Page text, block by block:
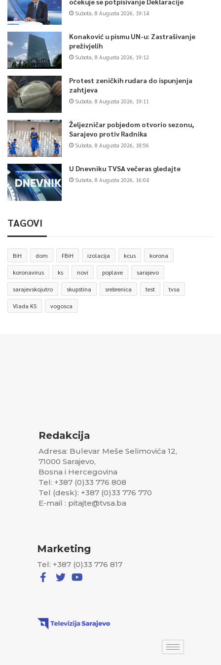
dobio informaciju o mogućnosti predaje Milorada Dodika, ali da
nije učestvovao u dogovaranju uslova.
Subota, 8 Augusta 2026, 19:14
Konaković u pismu UN-u: Zastrašivanje
preživjelih
Subota, 8 Augusta 2026, 19:12
Protest zeničkih rudara do ispunjenja
zahtjeva
Subota, 8 Augusta 2026, 19:11
Željezničar pobjedom otvorio sezonu,
Sarajevo protiv Radnika
Subota, 8 Augusta 2026, 18:56
U Dnevniku TVSA večeras gledajte
Subota, 8 Augusta 2026, 16:04
TAGOVI
BiH dom FBiH izolacija kcus korona
koronavirus ks novi poplave sarajevo
sarajevskojutro skupstina srebrenica test tvsa
Vlada KS vogosca
Redakcija
Adresa: Bulevar Meše Selimovića 12,
71000 Sarajevo,
Bosna i Hercegovina
Tel: +387 (0)33 776 808
Tel (desk): +387 (0)33 776 770
E-mail : pitajte@tvsa.ba
Marketing
Tel: +387 (0)33 776 817